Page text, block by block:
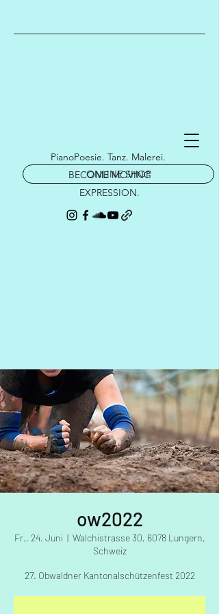
PianoPoesie. Tanz. Malerei.
BECOME MOVING
EXPRESSION.
ONLINE SHOP
ow2022
Fr., 24. Juni
  |
Walchistrasse 30, 6078 Lungern,
Schweiz
27. Obwaldner Kantonalschützenfest 2022